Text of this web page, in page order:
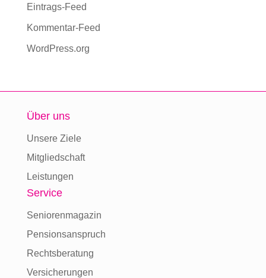
Eintrags-Feed
Kommentar-Feed
WordPress.org
Über uns
Unsere Ziele
Mitgliedschaft
Leistungen
Service
Seniorenmagazin
Pensionsanspruch
Rechtsberatung
Versicherungen